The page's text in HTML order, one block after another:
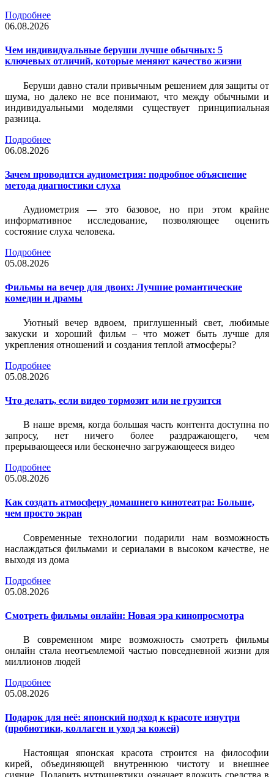
Подробнее
06.08.2026
Чем индивидуальные беруши лучше обычных: 5
ключевых отличий, которые меняют качество жизни
Беруши давно стали привычным решением для защиты от
шума, но далеко не все понимают, что между обычными и
индивидуальными моделями существует принципиальная
разница.
Подробнее
06.08.2026
Зачем проводится аудиометрия: подробное объяснение
метода диагностики слуха
Аудиометрия — это базовое, но при этом крайне
информативное исследование, позволяющее оценить
состояние слуха человека.
Подробнее
05.08.2026
Фильмы на вечер для двоих: Лучшие романтические
комедии и драмы
Уютный вечер вдвоем, приглушенный свет, любимые
закуски и хороший фильм – что может быть лучше для
укрепления отношений и создания теплой атмосферы?
Подробнее
05.08.2026
Что делать, если видео тормозит или не грузится
В наше время, когда большая часть контента доступна по
запросу, нет ничего более раздражающего, чем
прерывающееся или бесконечно загружающееся видео
Подробнее
05.08.2026
Как создать атмосферу домашнего кинотеатра: Больше,
чем просто экран
Современные технологии подарили нам возможность
наслаждаться фильмами и сериалами в высоком качестве, не
выходя из дома
Подробнее
05.08.2026
Смотреть фильмы онлайн: Новая эра кинопросмотра
В современном мире возможность смотреть фильмы
онлайн стала неотъемлемой частью повседневной жизни для
миллионов людей
Подробнее
05.08.2026
Подарок для неё: японский подход к красоте изнутри
(пробиотики, коллаген и уход за кожей)
Настоящая японская красота строится на философии
кирей, объединяющей внутреннюю чистоту и внешнее
сияние. Подарить нутрицевтики означает вложить средства в